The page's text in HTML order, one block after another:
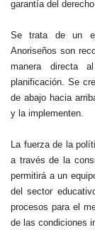
garantía del
Se trata de un
Anoriseños son
manera directa
planificación. Se
de abajo hacia
y la implementen.
La fuerza de la
a través de la
permitirá a un
del sector
procesos para el
de las condiciones